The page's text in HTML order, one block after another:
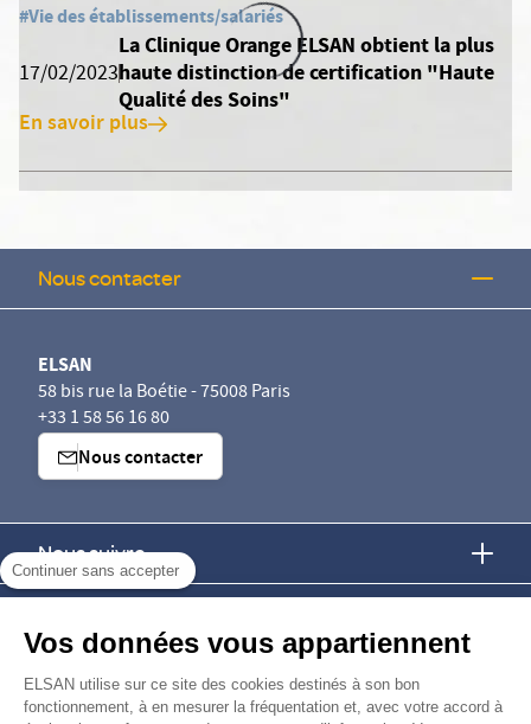
Continuer sans accepter
Vos données vous appartiennent
ELSAN utilise sur ce site des cookies destinés à son bon
fonctionnement, à en mesurer la fréquentation et, avec votre accord à
#Vie des établissements/salariés
17/02/2023
La Clinique Orange ELSAN obtient la plus
haute distinction de certification "Haute
Qualité des Soins"
En savoir plus
Nous contacter
ELSAN
58 bis rue la Boétie - 75008 Paris
+33 1 58 56 16 80
Nous contacter
Nous suivre
Nous rejoindre